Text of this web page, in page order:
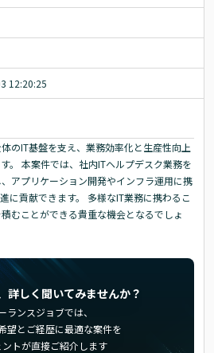
12:20:25
のIT基盤を支え、業務効率化と生産性向上
。 本案件では、社内ITヘルプデスク業務を
アプリケーション開発やインフラ運用に携
に貢献できます。 多様なIT業務に携わるこ
むことができる貴重な機会となるでしょ
詳しく聞いてみませんか？
ランスジョブでは、
望とご経歴に最適な案件を
トが直接ご紹介します